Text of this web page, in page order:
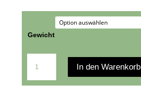
Gewicht
Kräutermischung
No.
10
In den Warenkorb